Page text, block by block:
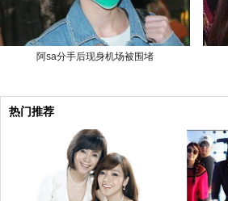
阿sa分手后现身机场被围堵
热门推荐